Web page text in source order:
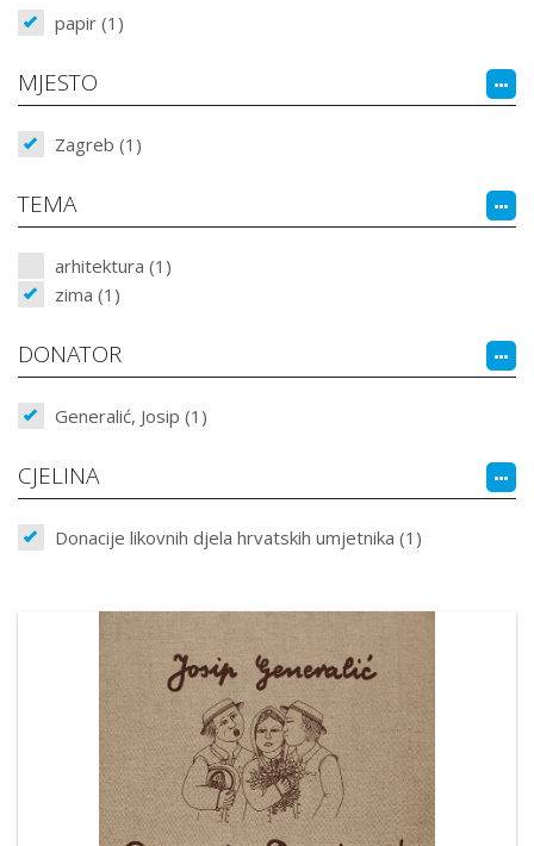
papir (1)
MJESTO
Zagreb (1)
TEMA
arhitektura (1)
zima (1)
DONATOR
Generalić, Josip (1)
CJELINA
Donacije likovnih djela hrvatskih umjetnika (1)